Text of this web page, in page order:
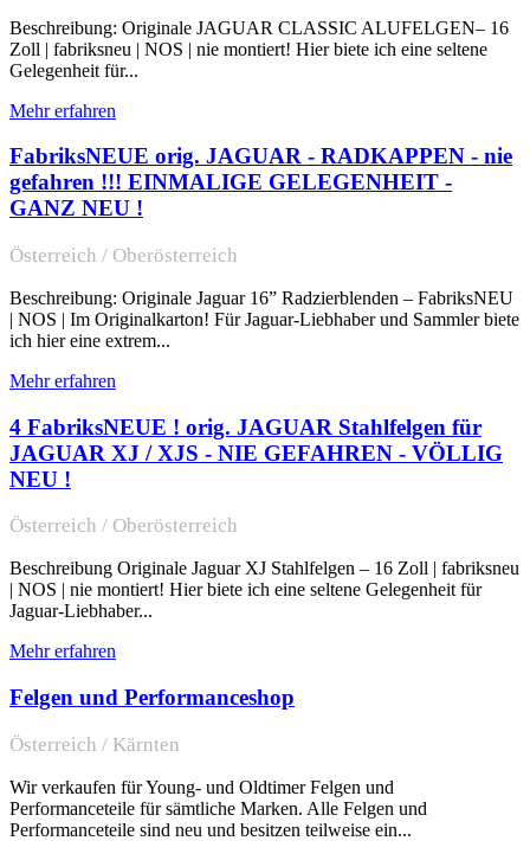
Beschreibung: Originale JAGUAR CLASSIC ALUFELGEN– 16
Zoll | fabriksneu | NOS | nie montiert! Hier biete ich eine seltene
Gelegenheit für...
Mehr erfahren
FabriksNEUE orig. JAGUAR - RADKAPPEN - nie
gefahren !!! EINMALIGE GELEGENHEIT -
GANZ NEU !
Österreich / Oberösterreich
Beschreibung: Originale Jaguar 16” Radzierblenden – FabriksNEU
| NOS | Im Originalkarton! Für Jaguar-Liebhaber und Sammler biete
ich hier eine extrem...
Mehr erfahren
4 FabriksNEUE ! orig. JAGUAR Stahlfelgen für
JAGUAR XJ / XJS - NIE GEFAHREN - VÖLLIG
NEU !
Österreich / Oberösterreich
Beschreibung Originale Jaguar XJ Stahlfelgen – 16 Zoll | fabriksneu
| NOS | nie montiert! Hier biete ich eine seltene Gelegenheit für
Jaguar-Liebhaber...
Mehr erfahren
Felgen und Performanceshop
Österreich / Kärnten
Wir verkaufen für Young- und Oldtimer Felgen und
Performanceteile für sämtliche Marken. Alle Felgen und
Performanceteile sind neu und besitzen teilweise ein...